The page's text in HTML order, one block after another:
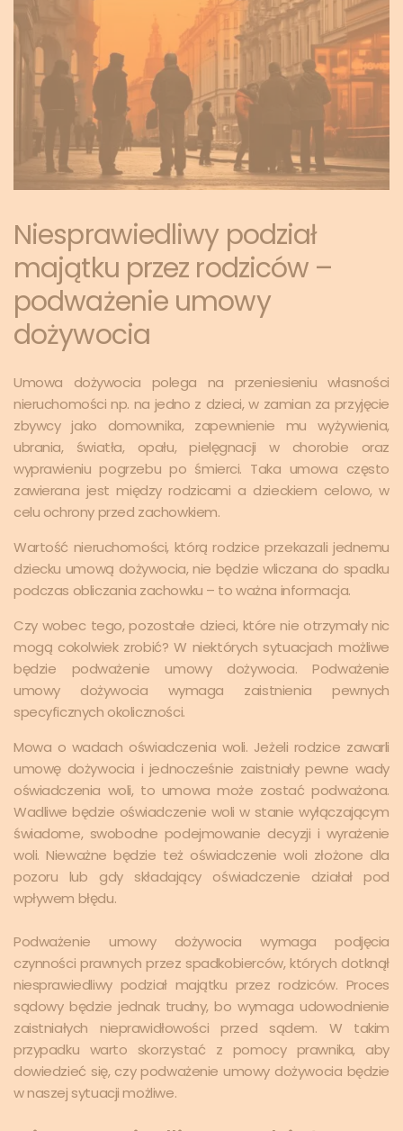
Niesprawiedliwy podział
majątku przez rodziców –
podważenie umowy
dożywocia
Umowa dożywocia polega na przeniesieniu własności
nieruchomości np. na jedno z dzieci, w zamian za przyjęcie
zbywcy jako domownika, zapewnienie mu wyżywienia,
ubrania, światła, opału, pielęgnacji w chorobie oraz
wyprawieniu pogrzebu po śmierci. Taka umowa często
zawierana jest między rodzicami a dzieckiem celowo, w
celu ochrony przed zachowkiem.
Wartość nieruchomości, którą rodzice przekazali jednemu
dziecku umową dożywocia, nie będzie wliczana do spadku
podczas obliczania zachowku – to ważna informacja.
Czy wobec tego, pozostałe dzieci, które nie otrzymały nic
mogą cokolwiek zrobić? W niektórych sytuacjach możliwe
będzie podważenie umowy dożywocia. Podważenie
umowy dożywocia wymaga zaistnienia pewnych
specyficznych okoliczności.
Mowa o wadach oświadczenia woli. Jeżeli rodzice zawarli
umowę dożywocia i jednocześnie zaistniały pewne wady
oświadczenia woli, to umowa może zostać podważona.
Wadliwe będzie oświadczenie woli w stanie wyłączającym
świadome, swobodne podejmowanie decyzji i wyrażenie
woli. Nieważne będzie też oświadczenie woli złożone dla
pozoru lub gdy składający oświadczenie działał pod
wpływem błędu.
Podważenie umowy dożywocia wymaga podjęcia
czynności prawnych przez spadkobierców, których dotknął
niesprawiedliwy podział majątku przez rodziców. Proces
sądowy będzie jednak trudny, bo wymaga udowodnienie
zaistniałych nieprawidłowości przed sądem. W takim
przypadku warto skorzystać z pomocy prawnika, aby
dowiedzieć się, czy podważenie umowy dożywocia będzie
w naszej sytuacji możliwe.